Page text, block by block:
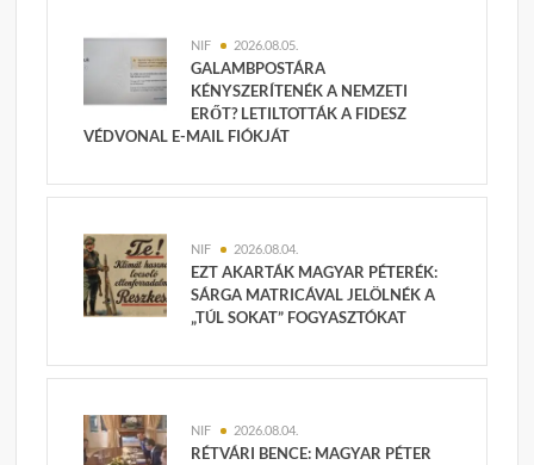
NIF 2026.08.05.
GALAMBPOSTÁRA
KÉNYSZERÍTENÉK A NEMZETI
ERŐT? LETILTOTTÁK A FIDESZ
VÉDVONAL E-MAIL FIÓKJÁT
NIF 2026.08.04.
EZT AKARTÁK MAGYAR PÉTERÉK:
SÁRGA MATRICÁVAL JELÖLNÉK A
„TÚL SOKAT” FOGYASZTÓKAT
NIF 2026.08.04.
RÉTVÁRI BENCE: MAGYAR PÉTER